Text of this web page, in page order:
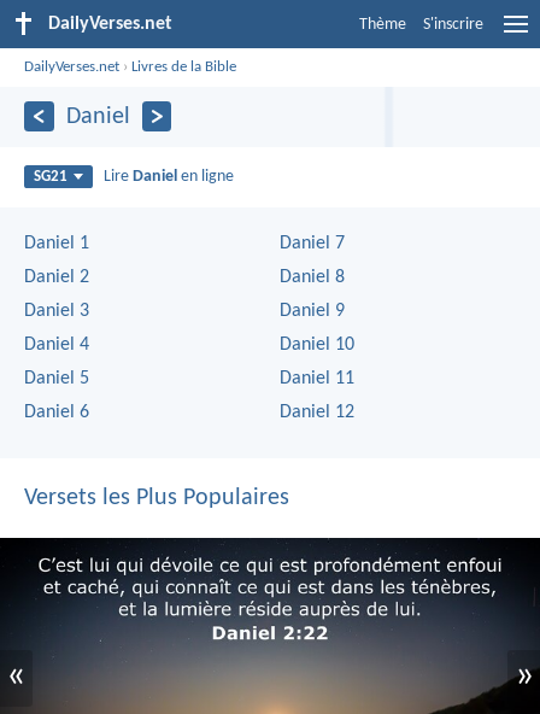
DailyVerses.net Thème S'inscrire
DailyVerses.net ›Livres de la Bible
Daniel
SG21 Lire Daniel en ligne
Daniel 1
Daniel 2
Daniel 3
Daniel 4
Daniel 5
Daniel 6
Daniel 7
Daniel 8
Daniel 9
Daniel 10
Daniel 11
Daniel 12
Versets les Plus Populaires
« »